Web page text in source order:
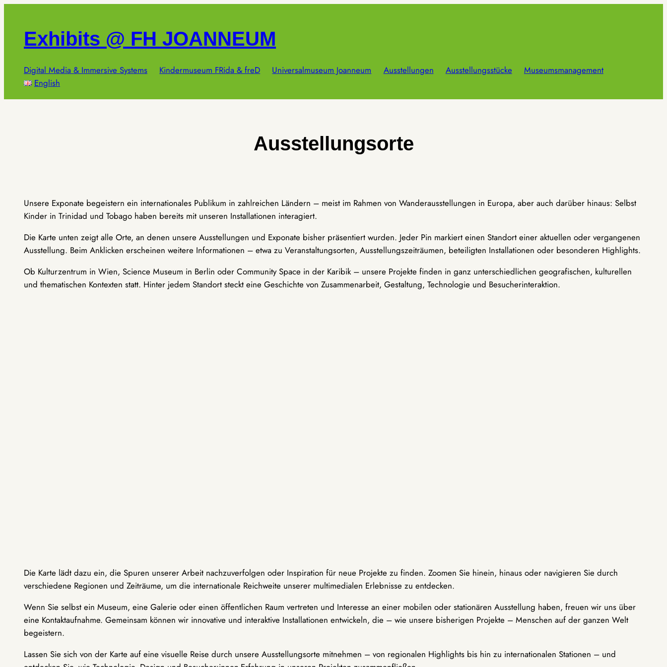
springenExhibits @ FH JOANNEUM
Digital Media & Immersive Systems Kindermuseum FRida & freD Universalmuseum Joanneum Ausstellungen Ausstellungsstücke
Museumsmanagement
English
Ausstellungsorte
Unsere Exponate begeistern ein internationales Publikum in zahlreichen Ländern – meist im Rahmen von Wanderausstellungen in Europa, aber auch darüber hinaus: Selbst
Kinder in Trinidad und Tobago haben bereits mit unseren Installationen interagiert.
Die Karte unten zeigt alle Orte, an denen unsere Ausstellungen und Exponate bisher präsentiert wurden. Jeder Pin markiert einen Standort einer aktuellen oder vergangenen
Ausstellung. Beim Anklicken erscheinen weitere Informationen – etwa zu Veranstaltungsorten, Ausstellungszeiträumen, beteiligten Installationen oder besonderen Highlights.
Ob Kulturzentrum in Wien, Science Museum in Berlin oder Community Space in der Karibik – unsere Projekte finden in ganz unterschiedlichen geografischen, kulturellen
und thematischen Kontexten statt. Hinter jedem Standort steckt eine Geschichte von Zusammenarbeit, Gestaltung, Technologie und Besucherinteraktion.
Die Karte lädt dazu ein, die Spuren unserer Arbeit nachzuverfolgen oder Inspiration für neue Projekte zu finden. Zoomen Sie hinein, hinaus oder navigieren Sie durch
verschiedene Regionen und Zeiträume, um die internationale Reichweite unserer multimedialen Erlebnisse zu entdecken.
Wenn Sie selbst ein Museum, eine Galerie oder einen öffentlichen Raum vertreten und Interesse an einer mobilen oder stationären Ausstellung haben, freuen wir uns über
eine Kontaktaufnahme. Gemeinsam können wir innovative und interaktive Installationen entwickeln, die – wie unsere bisherigen Projekte – Menschen auf der ganzen Welt
begeistern.
Lassen Sie sich von der Karte auf eine visuelle Reise durch unsere Ausstellungsorte mitnehmen – von regionalen Highlights bis hin zu internationalen Stationen – und